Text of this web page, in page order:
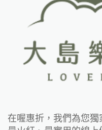
在喔惠折，我們為您